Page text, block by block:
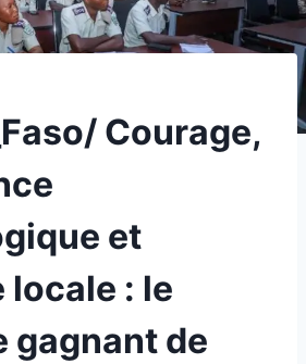
Courage,
et
: le
gagnant de